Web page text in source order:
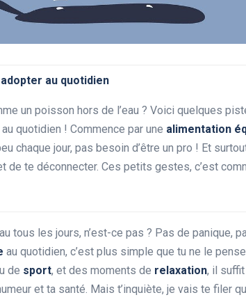
au quotidien
un poisson hors de l’eau ? Voici quelques
quotidien ! Commence par une alimentation
chaque jour, pas besoin d’être un pro ! Et
de te déconnecter. Ces petits gestes, c’est
tous les jours, n’est-ce pas ? Pas de panique,
au quotidien, c’est plus simple que tu ne le
de sport, et des moments de relaxation, il
et ta santé. Mais t’inquiète, je vais te filer